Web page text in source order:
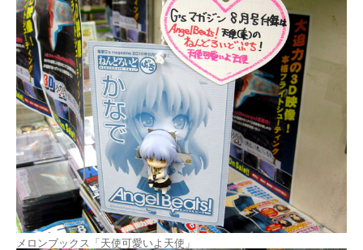
メロンブックス「天使可愛いよ天使」